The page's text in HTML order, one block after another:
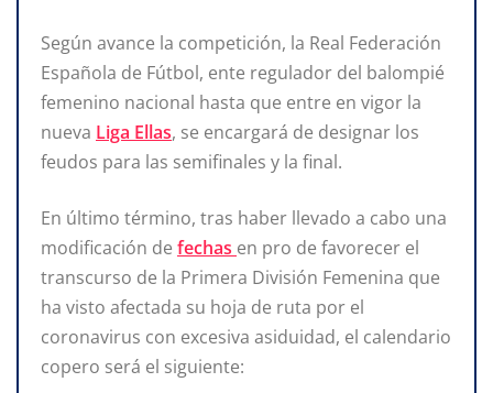
Según avance la competición, la Real Federación
Española de Fútbol, ente regulador del balompié
femenino nacional hasta que entre en vigor la
nueva Liga Ellas, se encargará de designar los
feudos para las semifinales y la final.
En último término, tras haber llevado a cabo una
modificación de fechas en pro de favorecer el
transcurso de la Primera División Femenina que
ha visto afectada su hoja de ruta por el
coronavirus con excesiva asiduidad, el calendario
copero será el siguiente: